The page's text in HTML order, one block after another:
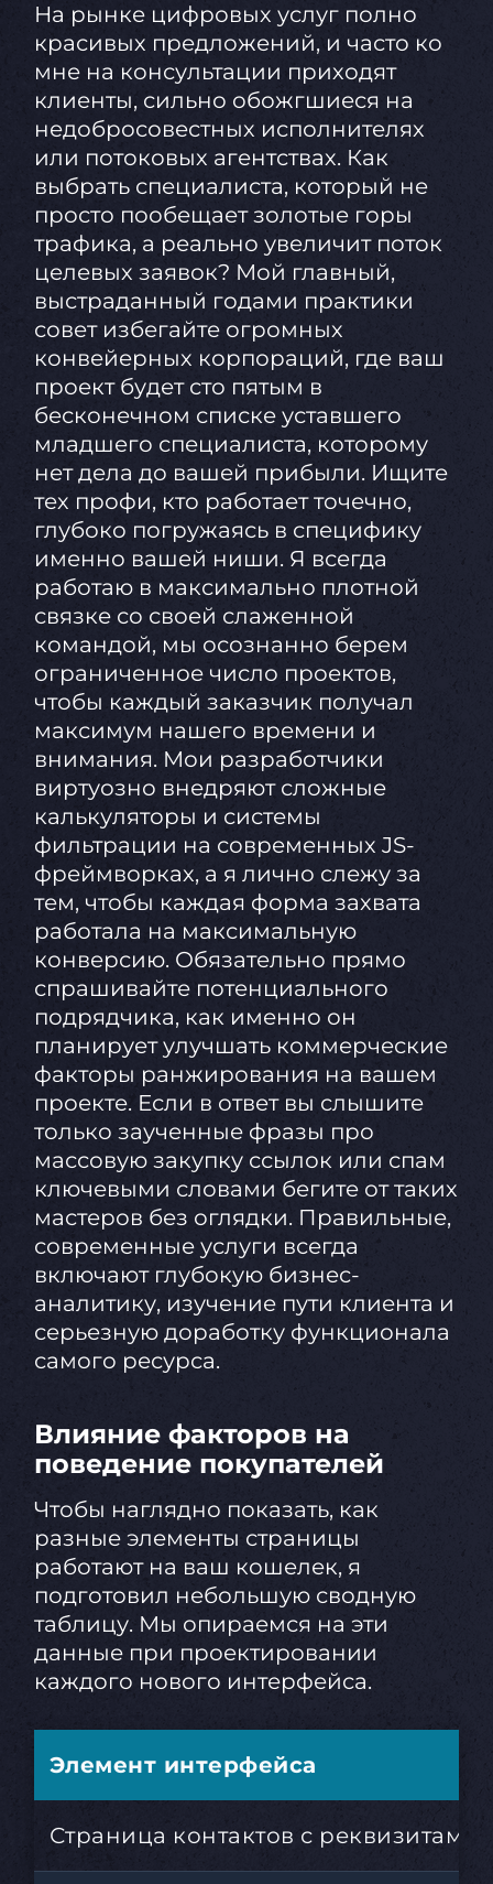
На рынке цифровых услуг полно
красивых предложений, и часто ко
мне на консультации приходят
клиенты, сильно обожгшиеся на
недобросовестных исполнителях
или потоковых агентствах. Как
выбрать специалиста, который не
просто пообещает золотые горы
трафика, а реально увеличит поток
целевых заявок? Мой главный,
выстраданный годами практики
совет избегайте огромных
конвейерных корпораций, где ваш
проект будет сто пятым в
бесконечном списке уставшего
младшего специалиста, которому
нет дела до вашей прибыли. Ищите
тех профи, кто работает точечно,
глубоко погружаясь в специфику
именно вашей ниши. Я всегда
работаю в максимально плотной
связке со своей слаженной
командой, мы осознанно берем
ограниченное число проектов,
чтобы каждый заказчик получал
максимум нашего времени и
внимания. Мои разработчики
виртуозно внедряют сложные
калькуляторы и системы
фильтрации на современных JS-
фреймворках, а я лично слежу за
тем, чтобы каждая форма захвата
работала на максимальную
конверсию. Обязательно прямо
спрашивайте потенциального
подрядчика, как именно он
планирует улучшать коммерческие
факторы ранжирования на вашем
проекте. Если в ответ вы слышите
только заученные фразы про
массовую закупку ссылок или спам
ключевыми словами бегите от таких
мастеров без оглядки. Правильные,
современные услуги всегда
включают глубокую бизнес-
аналитику, изучение пути клиента и
серьезную доработку функционала
самого ресурса.
Влияние факторов на
поведение покупателей
Чтобы наглядно показать, как
разные элементы страницы
работают на ваш кошелек, я
подготовил небольшую сводную
таблицу. Мы опираемся на эти
данные при проектировании
каждого нового интерфейса.
Элемент интерфейса
Страница контактов с реквизитами